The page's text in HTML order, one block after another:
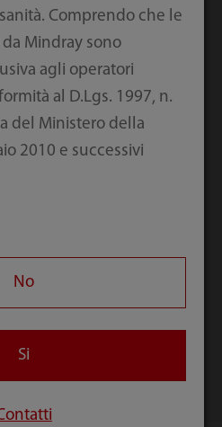
Comprendo che le
Mindray sono
agli operatori
al D.Lgs. 1997, n.
del Ministero della
2010 e successivi
No
Si